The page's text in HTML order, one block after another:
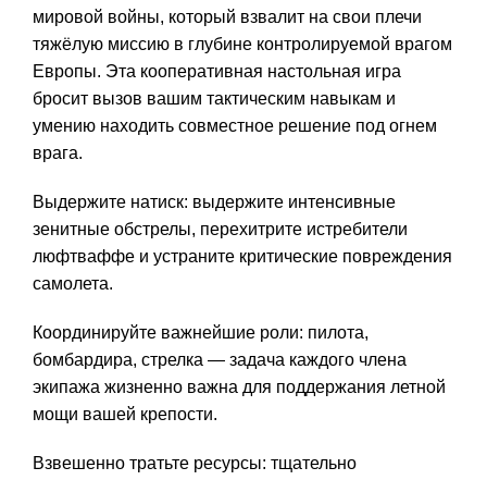
Board
Game
мировой войны, который взвалит на свои плечи
тяжёлую миссию в глубине контролируемой врагом
Европы. Эта кооперативная настольная игра
бросит вызов вашим тактическим навыкам и
умению находить совместное решение под огнем
врага.
Выдержите натиск: выдержите интенсивные
зенитные обстрелы, перехитрите истребители
люфтваффе и устраните критические повреждения
самолета.
Координируйте важнейшие роли: пилота,
бомбардира, стрелка — задача каждого члена
экипажа жизненно важна для поддержания летной
мощи вашей крепости.
Взвешенно тратьте ресурсы: тщательно